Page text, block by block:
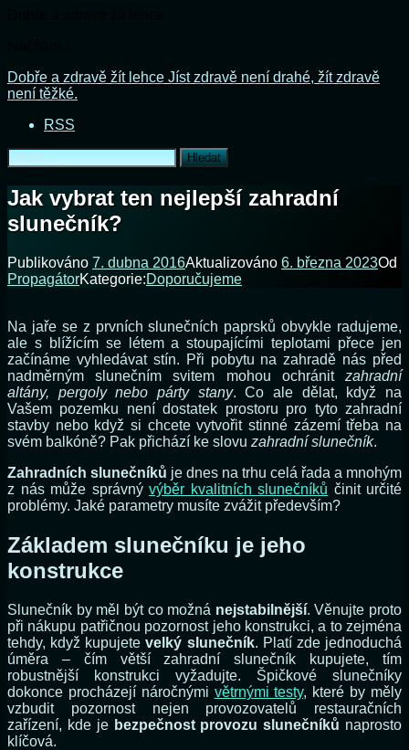
Přejít
k
webu
Dobře a zdravě žít lehce Jíst zdravě není drahé, žít zdravě
není těžké.
RSS
Vyhledávání
Jak vybrat ten nejlepší zahradní
slunečník?
Publikováno 7. dubna 2016Aktualizováno 6. března 2023Od
PropagátorKategorie:Doporučujeme
Na jaře se z prvních slunečních paprsků obvykle radujeme,
ale s blížícím se létem a stoupajícími teplotami přece jen
začínáme vyhledávat stín. Při pobytu na zahradě nás před
nadměrným slunečním svitem mohou ochránit zahradní
altány, pergoly nebo párty stany. Co ale dělat, když na
Vašem pozemku není dostatek prostoru pro tyto zahradní
stavby nebo když si chcete vytvořit stinné zázemí třeba na
svém balkóně? Pak přichází ke slovu zahradní slunečník.
Zahradních slunečníků je dnes na trhu celá řada a mnohým
z nás může správný výběr kvalitních slunečníků činit určité
problémy. Jaké parametry musíte zvážit především?
Základem slunečníku je jeho
konstrukce
Slunečník by měl být co možná nejstabilnější. Věnujte proto
při nákupu patřičnou pozornost jeho konstrukci, a to zejména
tehdy, když kupujetevelký slunečník. Platí zde jednoduchá
úměra – čím větší zahradní slunečník kupujete, tím
robustnější konstrukci vyžadujte. Špičkové slunečníky
dokonce procházejí náročnými větrnými testy, které by měly
vzbudit pozornost nejen provozovatelů restauračních
zařízení, kde je bezpečnost provozu slunečníků naprosto
klíčová.